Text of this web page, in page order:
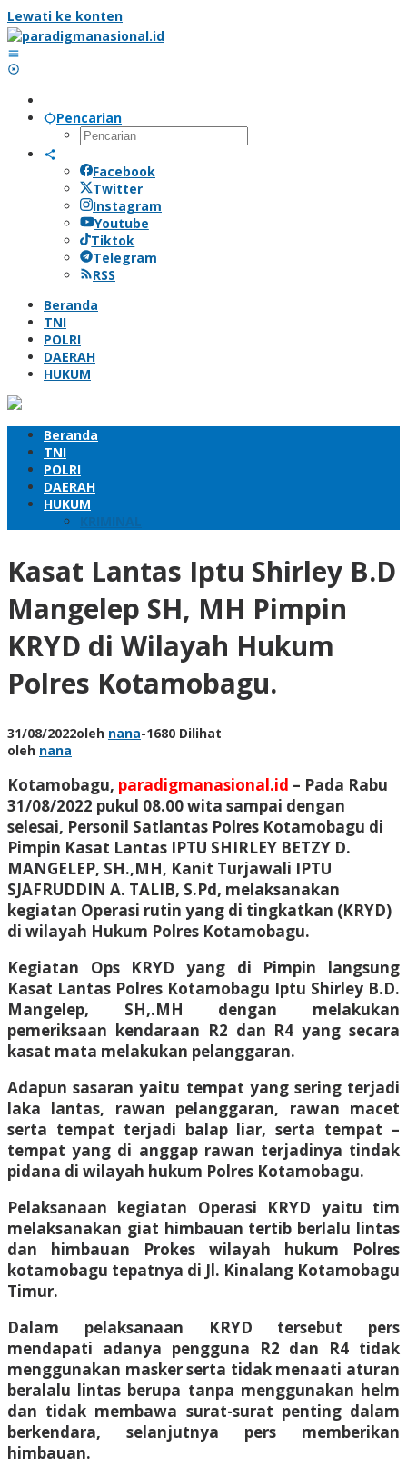
Lewati ke konten
Pencarian
Facebook
Twitter
Instagram
Youtube
Tiktok
Telegram
RSS
Beranda
TNI
POLRI
DAERAH
HUKUM
Beranda
TNI
POLRI
DAERAH
HUKUM
KRIMINAL
Kasat Lantas Iptu Shirley B.D
Mangelep SH, MH Pimpin
KRYD di Wilayah Hukum
Polres Kotamobagu.
31/08/2022oleh nana-1680 Dilihat
oleh nana
Kotamobagu, paradigmanasional.id – Pada Rabu
31/08/2022 pukul 08.00 wita sampai dengan
selesai, Personil Satlantas Polres Kotamobagu di
Pimpin Kasat Lantas IPTU SHIRLEY BETZY D.
MANGELEP, SH.,MH, Kanit Turjawali IPTU
SJAFRUDDIN A. TALIB, S.Pd, melaksanakan
kegiatan Operasi rutin yang di tingkatkan (KRYD)
di wilayah Hukum Polres Kotamobagu.
Kegiatan Ops KRYD yang di Pimpin langsung
Kasat Lantas Polres Kotamobagu Iptu Shirley B.D.
Mangelep, SH,.MH dengan melakukan
pemeriksaan kendaraan R2 dan R4 yang secara
kasat mata melakukan pelanggaran.
Adapun sasaran yaitu tempat yang sering terjadi
laka lantas, rawan pelanggaran, rawan macet
serta tempat terjadi balap liar, serta tempat –
tempat yang di anggap rawan terjadinya tindak
pidana di wilayah hukum Polres Kotamobagu.
Pelaksanaan kegiatan Operasi KRYD yaitu tim
melaksanakan giat himbauan tertib berlalu lintas
dan himbauan Prokes wilayah hukum Polres
kotamobagu tepatnya di Jl. Kinalang Kotamobagu
Timur.
Dalam pelaksanaan KRYD tersebut pers
mendapati adanya pengguna R2 dan R4 tidak
menggunakan masker serta tidak menaati aturan
beralalu lintas berupa tanpa menggunakan helm
dan tidak membawa surat-surat penting dalam
berkendara, selanjutnya pers memberikan
himbauan.